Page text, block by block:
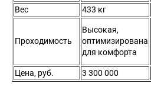
Вес 433 кг
Проходимость
Высокая,
оптимизирована
для комфорта
Цена, руб. 3 300 000